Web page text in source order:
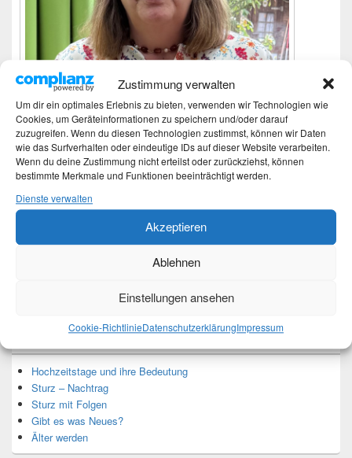
Zustimmung verwalten
Um dir ein optimales Erlebnis zu bieten, verwenden wir Technologien wie
Cookies, um Geräteinformationen zu speichern und/oder darauf
zuzugreifen. Wenn du diesen Technologien zustimmst, können wir Daten
wie das Surfverhalten oder eindeutige IDs auf dieser Website verarbeiten.
Wenn du deine Zustimmung nicht erteilst oder zurückziehst, können
bestimmte Merkmale und Funktionen beeinträchtigt werden.
Dienste verwalten
Akzeptieren
Ablehnen
Einstellungen ansehen
Cookie-RichtlinieDatenschutzerklärungImpressum
Ich bin Martina und Autorin dieses Blogs.
Translate:
Neueste Beiträge
Hochzeitstage und ihre Bedeutung
Sturz – Nachtrag
Sturz mit Folgen
Gibt es was Neues?
Älter werden